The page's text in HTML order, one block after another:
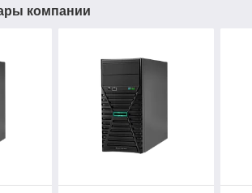
компании